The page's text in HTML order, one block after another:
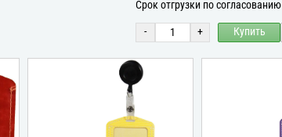
Срок отгрузки по согласованию
- + Купить